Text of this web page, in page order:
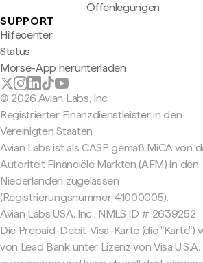
Offenlegungen
SUPPORT
Hilfecenter
Status
Morse-App herunterladen
© 2026 Avian Labs, Inc
Registrierter Finanzdienstleister in den
Vereinigten Staaten
Avian Labs ist als CASP gemäß MiCA von
Autoriteit Financiële Markten (AFM) in den
Niederlanden zugelassen
(Registrierungsnummer 41000005).
Avian Labs USA, Inc., NMLS ID # 2639252
Die Prepaid-Debit-Visa-Karte (die "Karte")
von Lead Bank unter Lizenz von Visa U.S.A.